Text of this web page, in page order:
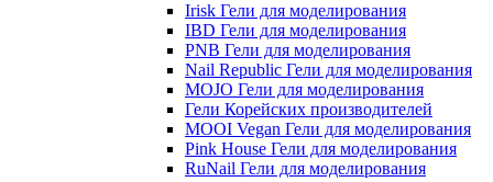
Irisk Гели для моделирования
IBD Гели для моделирования
PNB Гели для моделирования
Nail Republic Гели для моделирования
MOJO Гели для моделирования
Гели Корейских производителей
MOOI Vegan Гели для моделирования
Pink House Гели для моделирования
RuNail Гели для моделирования